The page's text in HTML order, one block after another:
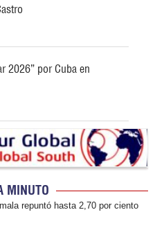
2026” por Cuba en
MINUTO
repuntó hasta 2,70 por ciento